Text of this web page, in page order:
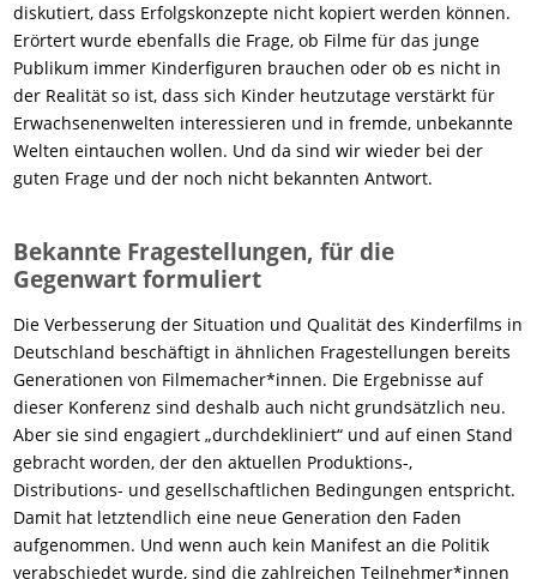
diskutiert, dass Erfolgskonzepte nicht kopiert werden können.
Erörtert wurde ebenfalls die Frage, ob Filme für das junge
Publikum immer Kinderfiguren brauchen oder ob es nicht in
der Realität so ist, dass sich Kinder heutzutage verstärkt für
Erwachsenenwelten interessieren und in fremde, unbekannte
Welten eintauchen wollen. Und da sind wir wieder bei der
guten Frage und der noch nicht bekannten Antwort.
Bekannte Fragestellungen, für die
Gegenwart formuliert
Die Verbesserung der Situation und Qualität des Kinderfilms in
Deutschland beschäftigt in ähnlichen Fragestellungen bereits
Generationen von Filmemacher*innen. Die Ergebnisse auf
dieser Konferenz sind deshalb auch nicht grundsätzlich neu.
Aber sie sind engagiert „durchdekliniert“ und auf einen Stand
gebracht worden, der den aktuellen Produktions-,
Distributions- und gesellschaftlichen Bedingungen entspricht.
Damit hat letztendlich eine neue Generation den Faden
aufgenommen. Und wenn auch kein Manifest an die Politik
verabschiedet wurde, sind die zahlreichen Teilnehmer*innen